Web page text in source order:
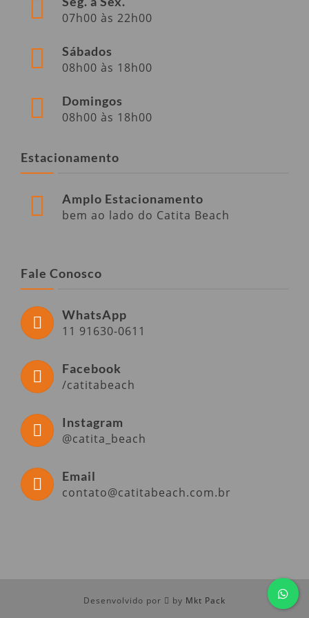
07h00 às 22h00
Sábados
08h00 às 18h00
Domingos
08h00 às 18h00
Estacionamento
Amplo Estacionamento
bem ao lado do Catita Beach
Fale Conosco
WhatsApp
11 91630-0611
Facebook
/catitabeach
Instagram
@catita_beach
Email
contato@catitabeach.com.br
Desenvolvido por by Mkt Pack